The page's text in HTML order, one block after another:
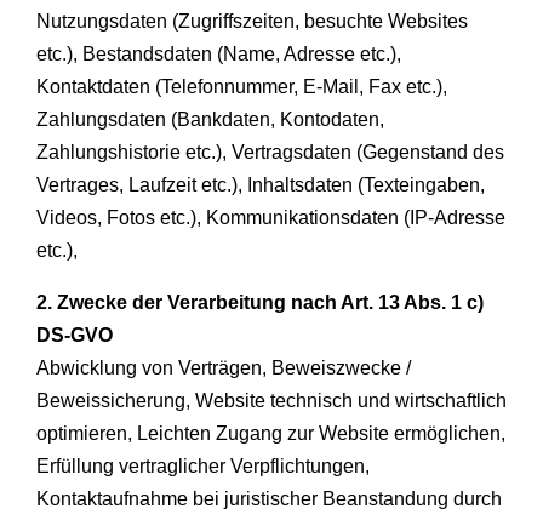
Nutzungsdaten (Zugriffszeiten, besuchte Websites
etc.), Bestandsdaten (Name, Adresse etc.),
Kontaktdaten (Telefonnummer, E-Mail, Fax etc.),
Zahlungsdaten (Bankdaten, Kontodaten,
Zahlungshistorie etc.), Vertragsdaten (Gegenstand des
Vertrages, Laufzeit etc.), Inhaltsdaten (Texteingaben,
Videos, Fotos etc.), Kommunikationsdaten (IP-Adresse
etc.),
2. Zwecke der Verarbeitung nach Art. 13 Abs. 1 c)
DS-GVO
Abwicklung von Verträgen, Beweiszwecke /
Beweissicherung, Website technisch und wirtschaftlich
optimieren, Leichten Zugang zur Website ermöglichen,
Erfüllung vertraglicher Verpflichtungen,
Kontaktaufnahme bei juristischer Beanstandung durch